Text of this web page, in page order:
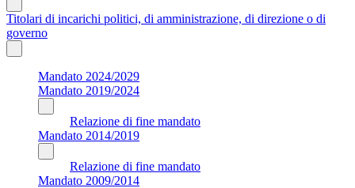
Titolari di incarichi politici, di amministrazione, di direzione o di
governo
Mandato 2024/2029
Mandato 2019/2024
Relazione di fine mandato
Mandato 2014/2019
Relazione di fine mandato
Mandato 2009/2014